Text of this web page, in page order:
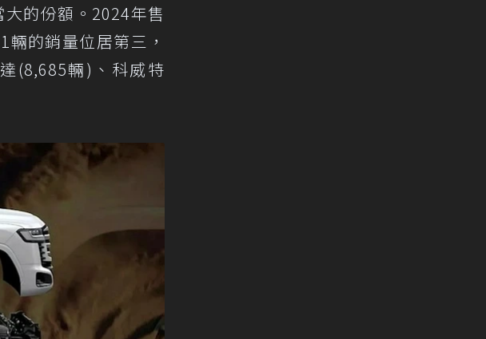
的份額。2024年售
的銷量位居第三，
(8,685輛)、科威特